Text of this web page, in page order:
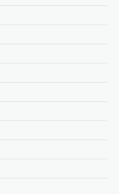
മാസ്റ്റർ ആരോപിച്ചു.
,രാഷ്ട്രീയം
കാണാൻ
ഉറപ്പ്
സമയം
ഉദ്ധവ്